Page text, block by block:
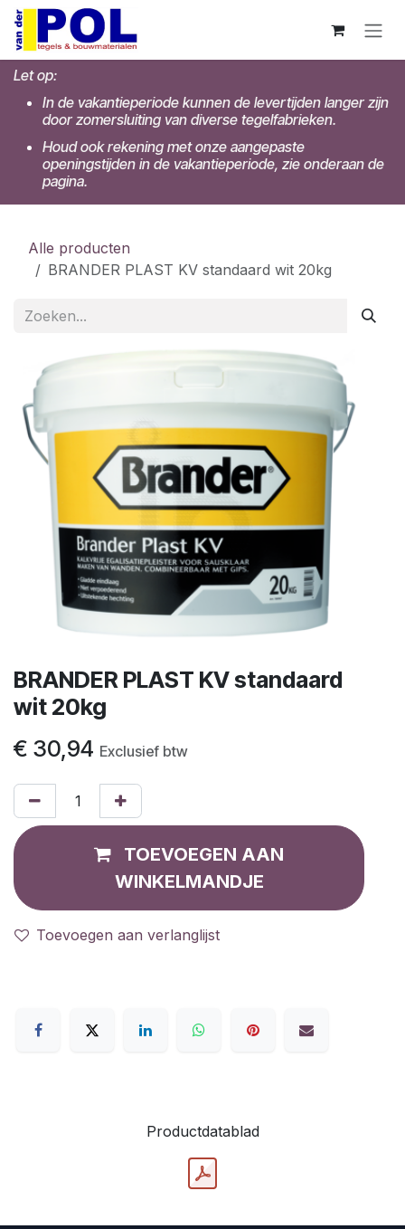
Overslaan naar inhoud
Let op:
In de vakantieperiode kunnen de levertijden langer zijn
door zomersluiting van diverse tegelfabrieken.
Houd ook rekening met onze aangepaste
openingstijden in de vakantieperiode, zie onderaan de
pagina.
Alle producten
BRANDER PLAST KV standaard wit 20kg
BRANDER PLAST KV standaard
wit 20kg
€ 30,94 Exclusief btw
TOEVOEGEN AAN
WINKELMANDJE
Toevoegen aan verlanglijst
Productdatablad